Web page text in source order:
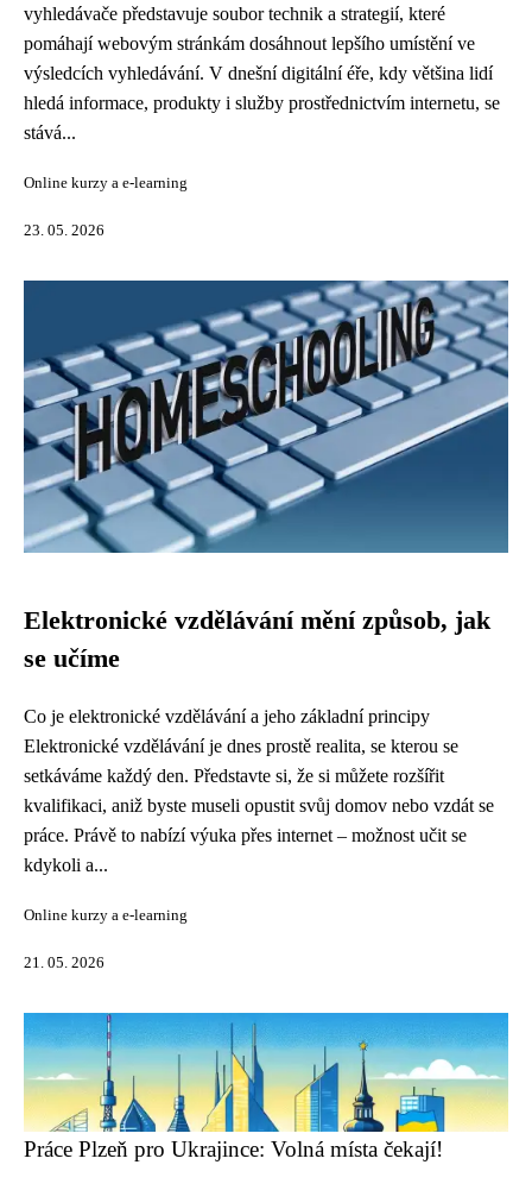
vyhledávače představuje soubor technik a strategií, které
pomáhají webovým stránkám dosáhnout lepšího umístění ve
výsledcích vyhledávání. V dnešní digitální éře, kdy většina lidí
hledá informace, produkty i služby prostřednictvím internetu, se
stává...
Online kurzy a e-learning
23. 05. 2026
Elektronické vzdělávání mění způsob, jak
se učíme
Co je elektronické vzdělávání a jeho základní principy
Elektronické vzdělávání je dnes prostě realita, se kterou se
setkáváme každý den. Představte si, že si můžete rozšířit
kvalifikaci, aniž byste museli opustit svůj domov nebo vzdát se
práce. Právě to nabízí výuka přes internet – možnost učit se
kdykoli a...
Online kurzy a e-learning
21. 05. 2026
Práce Plzeň pro Ukrajince: Volná místa čekají!